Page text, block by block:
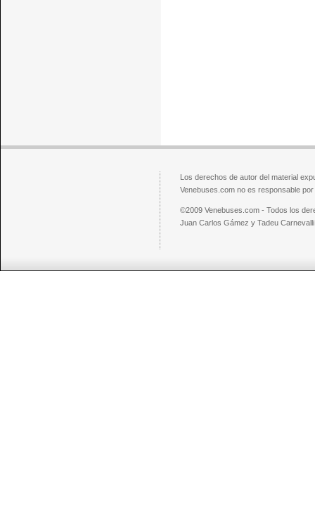
Los derechos de autor del material
Venebuses.com no es responsable
©2009 Venebuses.com - Todos los
Juan Carlos Gámez y Tadeu Carnevalli